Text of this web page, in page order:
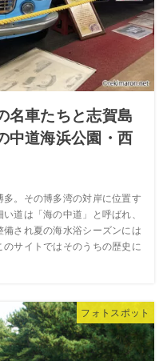
名車たちと志賀島
中道海浜公園・西
。その博多湾の対岸に位置す
道は「海の中道」と呼ばれ、
備され夏の海水浴シーズンには
サイトではそのうちの歴史に
フォトスポット